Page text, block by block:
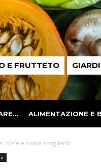
E FRUTTETO
ALIMENTAZIONE E
cos’è e come sceglierlo